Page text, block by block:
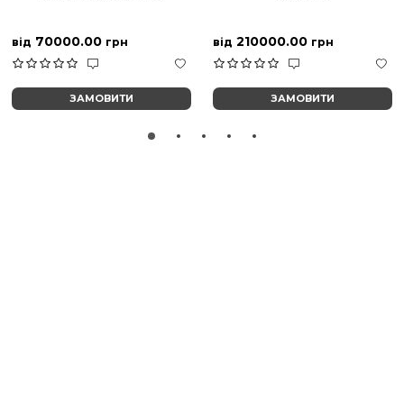
від 70000.00 грн
ЗАМОВИТИ
від 210000.00 грн
ЗАМОВИТИ